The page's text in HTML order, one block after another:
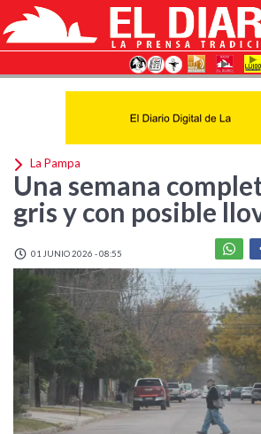
La Pampa
Una semana
gris y con posible
01 JUNIO 2026 - 08:55